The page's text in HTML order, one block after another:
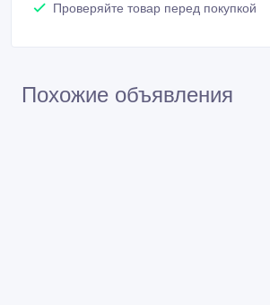
Проверяйте товар перед покупкой
Похожие объявления